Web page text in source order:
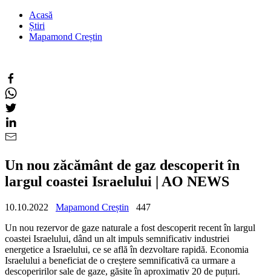
Acasă
Știri
Mapamond Creștin
Un nou zăcământ de gaz descoperit în
largul coastei Israelului | AO NEWS
10.10.2022 Mapamond Creștin
447
Un nou rezervor de gaze naturale a fost descoperit recent în largul
coastei Israelului, dând un alt impuls semnificativ industriei
energetice a Israelului, ce se află în dezvoltare rapidă. Economia
Israelului a beneficiat de o creștere semnificativă ca urmare a
descoperirilor sale de gaze, găsite în aproximativ 20 de puțuri.